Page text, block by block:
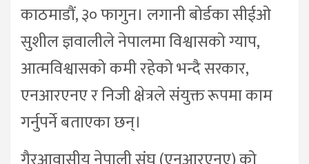
काठमाडौं, ३० फागुन। लगानी बोर्डका सीईओ
सुशील ज्ञवालीले नेपालमा विश्वासको ग्याप,
आत्मविश्वासको कमी रहेको भन्दै सरकार,
एनआरएनए र निजी क्षेत्रले संयुक्त रूपमा काम
गर्नुपर्ने बताएका छन्।